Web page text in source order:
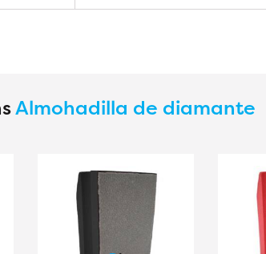
Almohadilla de diamante